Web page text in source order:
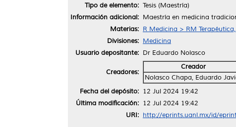
Tipo de elemento: Tesis (Maestría)
Información adicional: Maestría en medicina
Materias: R Medicina > RM
Divisiones: Medicina
Usuario depositante: Dr Eduardo Nolasco
Creadores:
Creador
Nolasco Chapa, Eduardo
Fecha del depósito: 12 Jul 2024 19:42
Última modificación: 12 Jul 2024 19:42
URI: http://eprints.uanl.mx/id/